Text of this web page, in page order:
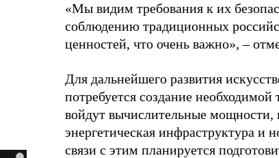
«Мы видим требования к их
соблюдению традиционных
ценностей, что очень важно», –
Для дальнейшего развития
потребуется создание
войдут вычислительные мощности,
энергетическая инфраструктура и
связи с этим планируется